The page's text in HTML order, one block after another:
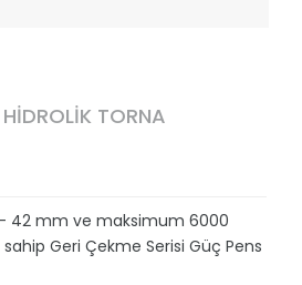
TORNA
- 42 mm ve maksimum 6000
Geri Çekme Serisi Güç Pens